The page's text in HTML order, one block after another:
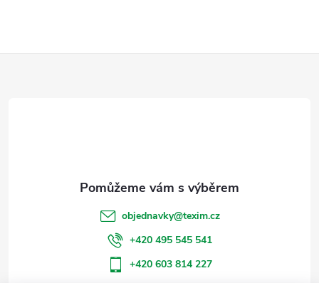
objednavky@texim.cz
+420 495 545 541
+420 603 814 227